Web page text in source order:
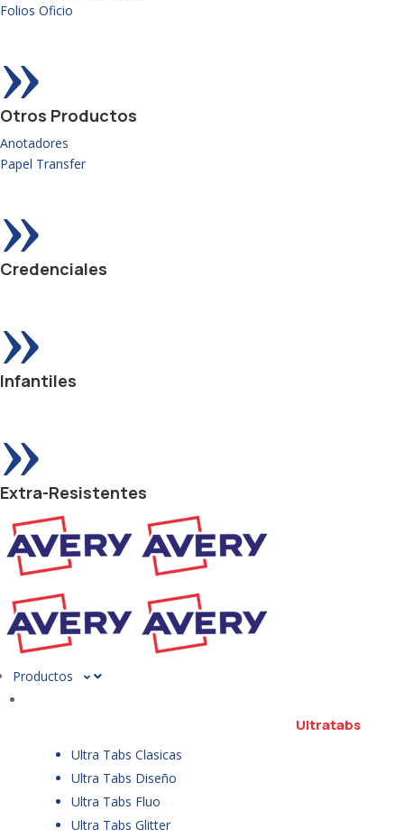
Folios Oficio
»
Otros Productos
Anotadores
Papel Transfer
»
Credenciales
»
Infantiles
»
Extra-Resistentes
Productos
Ultratabs
Ultra Tabs Clasicas
Ultra Tabs Diseño
Ultra Tabs Fluo
Ultra Tabs Glitter